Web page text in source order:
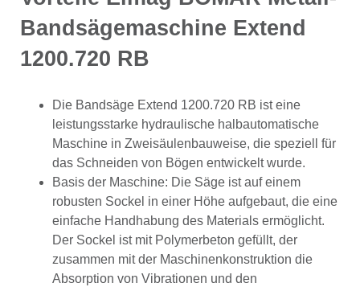
Bandsägemaschine Extend
1200.720 RB
Die Bandsäge Extend 1200.720 RB ist eine
leistungsstarke hydraulische halbautomatische
Maschine in Zweisäulenbauweise, die speziell für
das Schneiden von Bögen entwickelt wurde.
Basis der Maschine: Die Säge ist auf einem
robusten Sockel in einer Höhe aufgebaut, die eine
einfache Handhabung des Materials ermöglicht.
Der Sockel ist mit Polymerbeton gefüllt, der
zusammen mit der Maschinenkonstruktion die
Absorption von Vibrationen und den